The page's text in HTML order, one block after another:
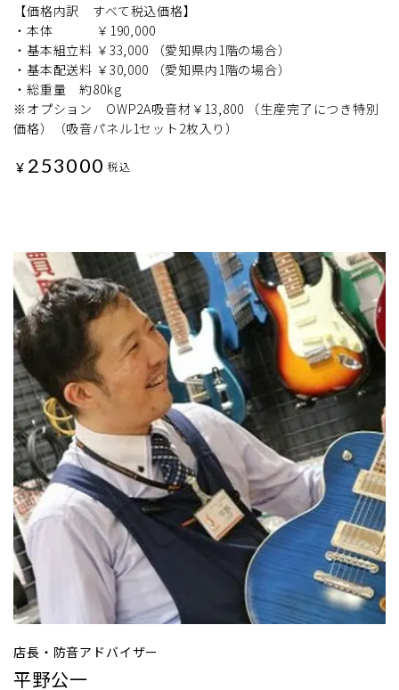
【価格内訳 すべて税込価格】
・本体 ￥190,000
・基本組立料 ￥33,000 （愛知県内1階の場合）
・基本配送料 ￥30,000 （愛知県内1階の場合）
・総重量 約80kg
※オプション OWP2A吸音材￥13,800 （生産完了につき特別
価格）（吸音パネル1セット2枚入り）
¥ 253000 税込
店長・防音アドバイザー
平野公一